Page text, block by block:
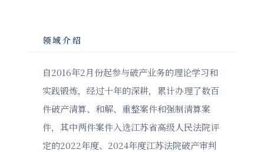
领域介绍
自2016年2月份起参与破产业务的理论学习和
实践锻炼，经过十年的深耕，累计办理了数百
件破产清算、和解、重整案件和强制清算案
件，其中两件案件入选江苏省高级人民法院评
定的2022年度、2024年度江苏法院破产审判